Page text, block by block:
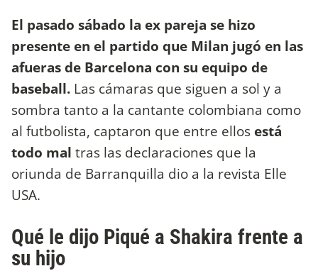
El pasado sábado la ex pareja se hizo
presente en el partido que Milan jugó en las
afueras de Barcelona con su equipo de
baseball. Las cámaras que siguen a sol y a
sombra tanto a la cantante colombiana como
al futbolista, captaron que entre ellos está
todo mal tras las declaraciones que la
oriunda de Barranquilla dio a la revista Elle
USA.
Qué le dijo Piqué a Shakira frente a
su hijo